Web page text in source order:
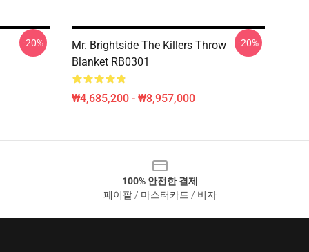
-20%
Mr. Brightside The Killers Throw
Blanket RB0301
₩4,685,200 - ₩8,957,000
-20%
100% 안전한 결제
페이팔 / 마스터카드 / 비자